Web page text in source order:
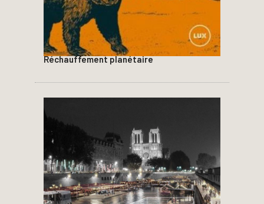
Réchauffement planétaire